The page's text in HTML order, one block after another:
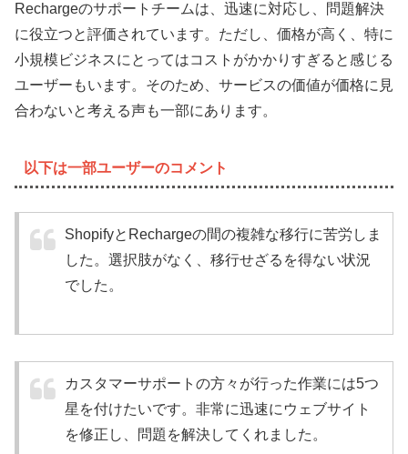
Rechargeのサポートチームは、迅速に対応し、問題解決
に役立つと評価されています。ただし、価格が高く、特に
小規模ビジネスにとってはコストがかかりすぎると感じる
ユーザーもいます。そのため、サービスの価値が価格に見
合わないと考える声も一部にあります。
以下は一部ユーザーのコメント
ShopifyとRechargeの間の複雑な移行に苦労しま
した。選択肢がなく、移行せざるを得ない状況
でした。
カスタマーサポートの方々が行った作業には5つ
星を付けたいです。非常に迅速にウェブサイト
を修正し、問題を解決してくれました。